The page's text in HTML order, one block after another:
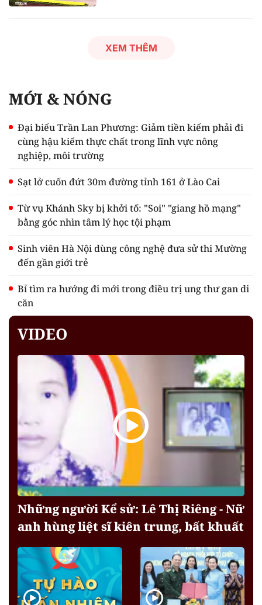
XEM THÊM
MỚI & NÓNG
Đại biểu Trần Lan Phương: Giảm tiền kiểm phải đi
cùng hậu kiểm thực chất trong lĩnh vực nông
nghiệp, môi trường
Sạt lở cuốn đứt 30m đường tỉnh 161 ở Lào Cai
Từ vụ Khánh Sky bị khởi tố: "Soi" "giang hồ mạng"
bằng góc nhìn tâm lý học tội phạm
Sinh viên Hà Nội dùng công nghệ đưa sử thi Mường
đến gần giới trẻ
Bỉ tìm ra hướng đi mới trong điều trị ung thư gan di
căn
VIDEO
Những người Kể sử: Lê Thị Riêng - Nữ
anh hùng liệt sĩ kiên trung, bất khuất